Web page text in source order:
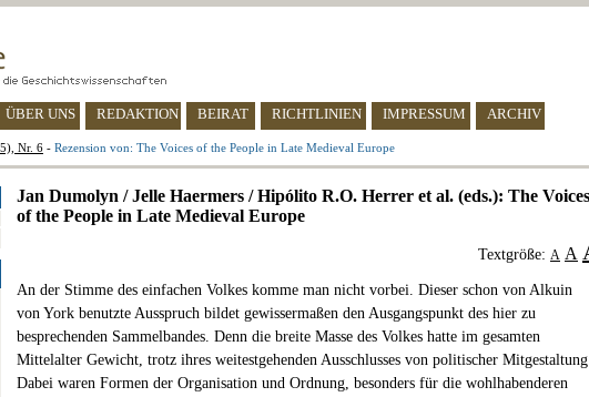
ÜBER UNS REDAKTION BEIRAT RICHTLINIEN IMPRESSUM ARCHIV
Nr. 6 - Rezension von: The Voices of the People in Late Medieval Europe
Jan Dumolyn / Jelle Haermers / Hipólito R.O. Herrer et al. (eds.): The Voices
of the People in Late Medieval Europe
Textgröße: A A
An der Stimme des einfachen Volkes komme man nicht vorbei. Dieser schon von Alkuin
von York benutzte Ausspruch bildet gewissermaßen den Ausgangspunkt des hier zu
besprechenden Sammelbandes. Denn die breite Masse des Volkes hatte im gesamten
Mittelalter Gewicht, trotz ihres weitestgehenden Ausschlusses von politischer
Dabei waren Formen der Organisation und Ordnung, besonders für die wohlhabenderen